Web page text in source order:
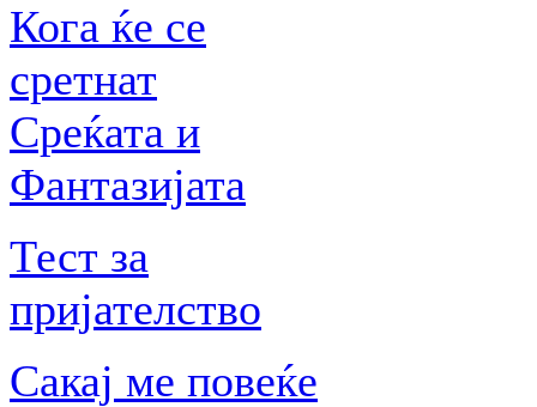
Кога ќе се
сретнат
Среќата и
Фантазијата
Тест за
пријателство
Сакај ме повеќе